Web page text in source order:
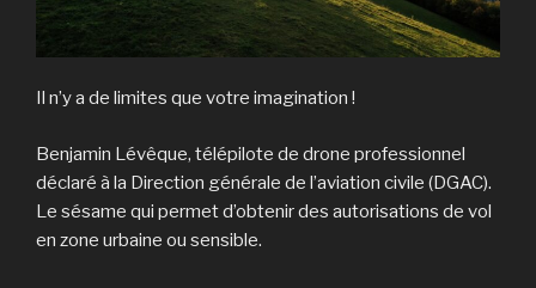
Il n’y a de limites que votre imagination !
Benjamin Lévêque, télépilote de drone professionnel
déclaré à la Direction générale de l’aviation civile (DGAC).
Le sésame qui permet d’obtenir des autorisations de vol
en zone urbaine ou sensible.